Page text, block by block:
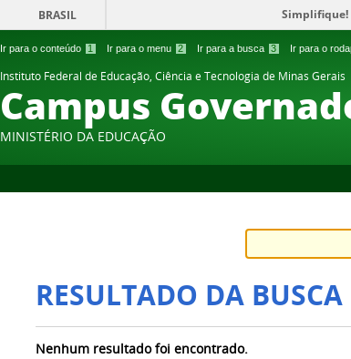
Ir para o conteúdo 1 Ir para o menu 2 Ir para a busca 3 Ir para o
BRASIL Simplifique!
Instituto Federal de Educação, Ciência e Tecnologia de Minas Gerais
Campus
MINISTÉRIO DA EDUCAÇÃO
RESULTADO DA BUSCA
Nenhum resultado foi encontrado.